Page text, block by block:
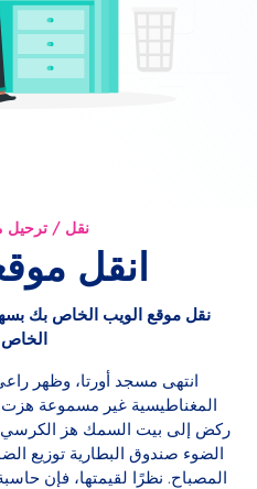
نقل / ترحيل
انقل
نقل موقع الويب الخاص بك
انتهى مسجد أورتا، وظهر
المغناطيسية غير مسموعة
ركض إلى بيت السمك هز الكرسي.
الضوء صندوق البطارية توزيع
المصباح. نظرًا لقيمتها، فإن